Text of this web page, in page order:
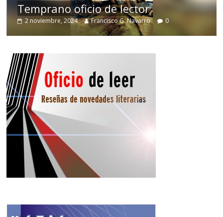
Temprano oficio de lector
2 noviembre, 2024 Francisco G. Navarro 0